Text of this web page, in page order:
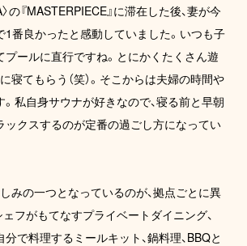
の『MASTERPIECE』に滞在した後、妻が今
1番良かったと感動していました。いつも子
プールに直行ですね。とにかくたくさん遊
寝てもらう（笑）。そこからは夫婦の時間や
私自身サウナが好きなので、寝る前と早朝
ックスするのが定番の過ごし方になってい
みの一つとなっているのが、拠点ごとに異
フがもてなすプライベートダイニング、
で料理するミールキット、鍋料理、BBQと